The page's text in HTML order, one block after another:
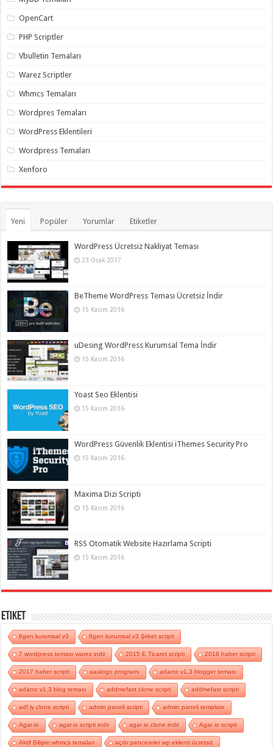
gaziantep
organizasyon
gaziantep
twitter
hilesi
takipçi
instagram
hilesi ,
OpenCart
PHP Scriptler
Vbulletin Temaları
Warez Scriptler
Whmcs Temaları
Wordpres Temaları
WordPress Eklentileri
Wordpress Temaları
Xenforo
Yeni Popüler Yorumlar Etiketler
WordPress Ücretsiz Nakliyat Teması
23 Ocak 2017
BeTheme WordPress Teması Ücretsiz İndir
15 Kasım 2016
uDesing WordPress Kurumsal Tema İndir
15 Kasım 2016
Yoast Seo Eklentisi
15 Kasım 2016
WordPress Güvenlik Eklentisi iThemes Security Pro
15 Kasım 2016
Maxima Dizi Scripti
15 Kasım 2016
RSS Otomatik Website Hazırlama Scripti
15 Kasım 2016
Etiket
6gen kurumsal v3 6gen kurumsal v3 Şirket scripti
7 wordpress teması warez indir 2015 E Ticaret scripti 2016 haber scripti
2017 haber scripti aaalogo programı adamz v1.3 blogger teması
adamz v1.3 blog teması addmefast clone scripti addmefast scripti
adf.ly clone scripti admin paneli scripti admin paneli template
Agar-io agar.io scripti indir agar io clone indir Agar io scripti
Aktif Bilişim whmcs temaları açılır pencereler wp eklenti ücretsiz